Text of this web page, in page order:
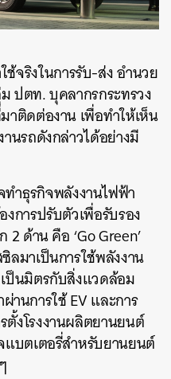
จริงในการรับ-ส่ง อำนวย
ปตท. บุคลากรกระทรวง
าติดต่องาน เพื่อทำให้เห็น
นรถดังกล่าวได้อย่างมี
ำธุรกิจพลังงานไฟฟ้า
การปรับตัวเพื่อรับรอง
ด้าน คือ ‘Go Green’
ลมาเป็นการใช้พลังงาน
ป็นมิตรกับสิ่งแวดล้อม
านการใช้ EV และการ
งโรงงานผลิตยานยนต์
แบตเตอรี่สำหรับยานยนต์